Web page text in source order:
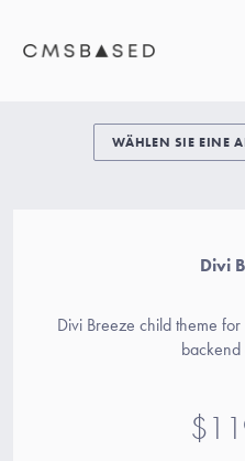
WÄHLEN SIE EINE
Divi
Divi Breeze child theme